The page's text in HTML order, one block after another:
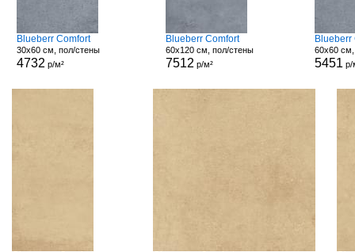
Blueberr Comfort
30x60 см, пол/стены
4732 р/м²
Blueberr Comfort
60x120 см, пол/стены
7512 р/м²
Blueberr
60x60
5451 р/